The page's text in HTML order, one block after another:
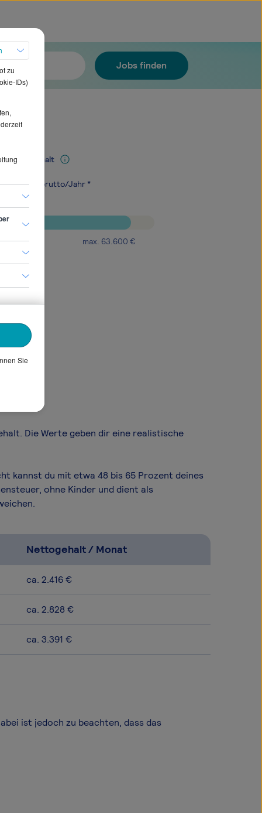
Jobs finden
Mediangehalt
€ brutto/Jahr *
max. 63.600 €
Die Werte geben dir eine realistische
kannst du mit etwa 48 bis 65 Prozent deines
ohne Kinder und dient als
Nettogehalt / Monat
ca. 2.416 €
ca. 2.828 €
ca. 3.391 €
ist jedoch zu beachten, dass das
zu
IDs)
Sie